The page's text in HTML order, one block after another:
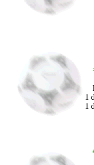
1
1